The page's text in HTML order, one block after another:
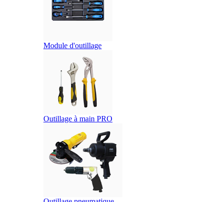
Module d'outillage
Outillage à main PRO